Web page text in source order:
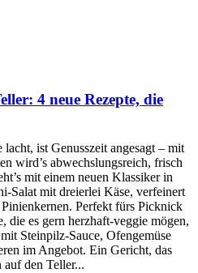
4 neue Rezepte, die
ist Genusszeit angesagt – mit
wird’s abwechslungsreich, frisch
mit einem neuen Klassiker in
Salat mit dreierlei Käse, verfeinert
Perfekt fürs Picknick
die es gern herzhaft-veggie mögen,
Steinpilz-Sauce, Ofengemüse
im Angebot. Ein Gericht, das
auf den Teller...